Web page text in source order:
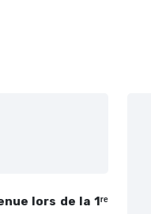
lors de la 1ʳᵉ